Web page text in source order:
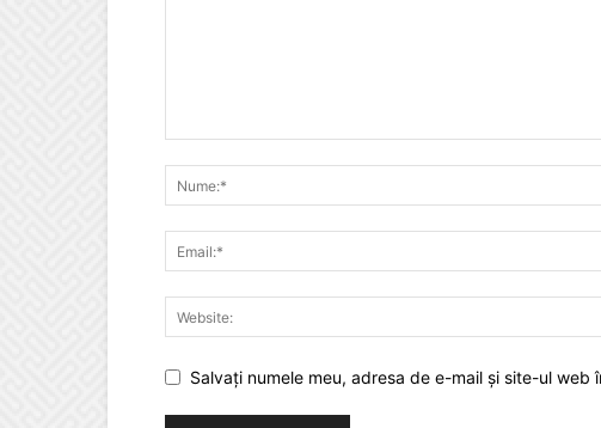
Salvați numele meu, adresa de e-mail și site-ul